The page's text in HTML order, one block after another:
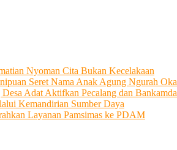
Nyoman Cita Bukan Kecelakaan
Seret Nama Anak Agung Ngurah Oka
Adat Aktifkan Pecalang dan Bankamda
Kemandirian Sumber Daya
Layanan Pamsimas ke PDAM